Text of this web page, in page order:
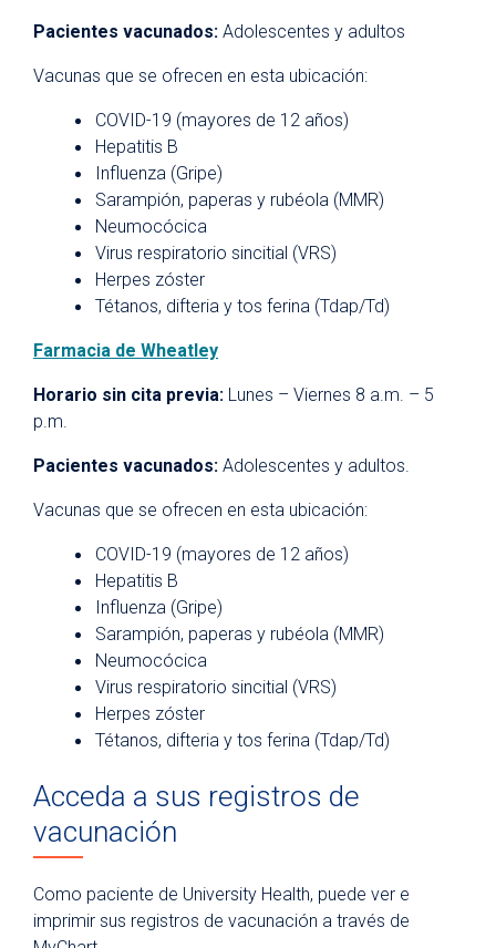
Pacientes vacunados: Adolescentes y adultos
Vacunas que se ofrecen en esta ubicación:
COVID-19 (mayores de 12 años)
Hepatitis B
Influenza (Gripe)
Sarampión, paperas y rubéola (MMR)
Neumocócica
Virus respiratorio sincitial (VRS)
Herpes zóster
Tétanos, difteria y tos ferina (Tdap/Td)
Farmacia de Wheatley
Horario sin cita previa: Lunes – Viernes 8 a.m. – 5
p.m.
Pacientes vacunados: Adolescentes y adultos.
Vacunas que se ofrecen en esta ubicación:
COVID-19 (mayores de 12 años)
Hepatitis B
Influenza (Gripe)
Sarampión, paperas y rubéola (MMR)
Neumocócica
Virus respiratorio sincitial (VRS)
Herpes zóster
Tétanos, difteria y tos ferina (Tdap/Td)
Acceda a sus registros de
vacunación
Como paciente de University Health, puede ver e
imprimir sus registros de vacunación a través de